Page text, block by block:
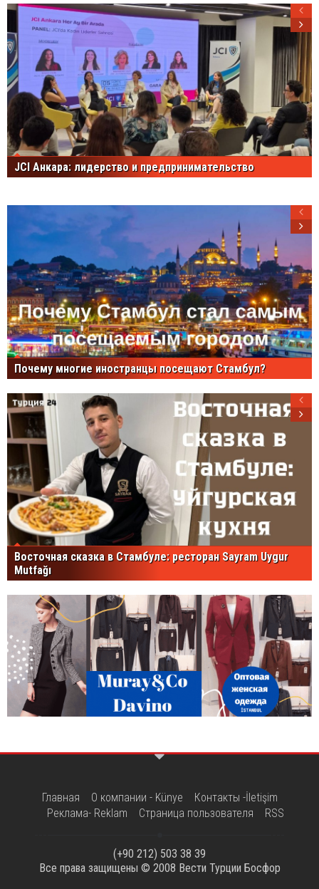
JCI Анкара: лидерство и предпринимательство
Почему многие иностранцы посещают Стамбул?
Восточная сказка в Стамбуле: ресторан Sayram Uygur
Mutfağı
Главная О компании - Künye
Контакты -İletişim
Реклама- Reklam
Страница пользователя RSS
(+90 212) 503 38 39
Все права защищены © 2008 Вести Турции Босфор